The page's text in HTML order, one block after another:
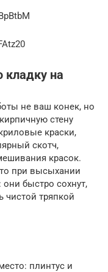
кладку на
не ваш конек, но
стену
краски,
скотч,
красок.
при высыхании
быстро сохнут,
чистой тряпкой
плинтус и